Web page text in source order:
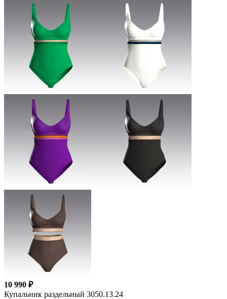
10 990 ₽
Купальник раздельный 3050.13.24